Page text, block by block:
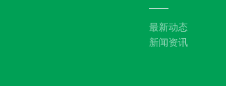
最新动态
新闻资讯